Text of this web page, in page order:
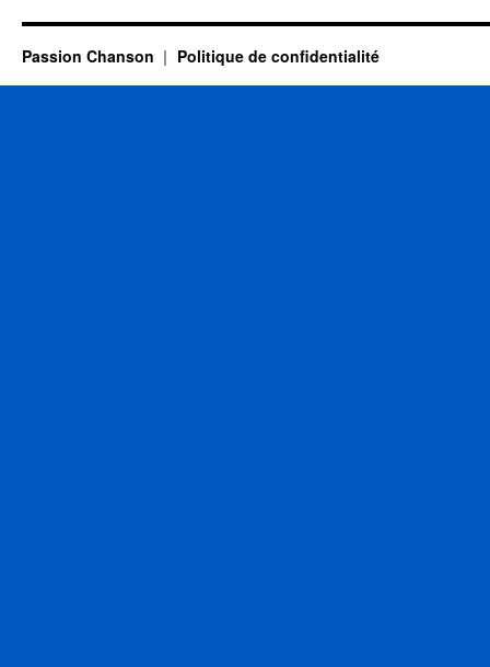
Passion Chanson Politique de confidentialité